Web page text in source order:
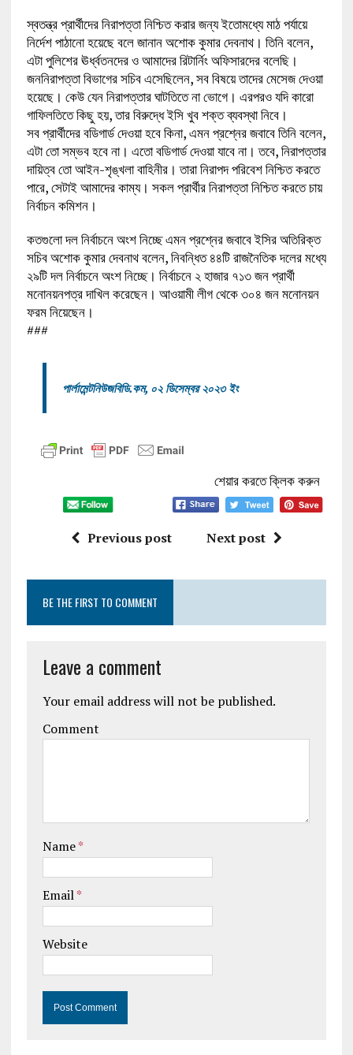
স্বতন্ত্র প্রার্থীদের নিরাপত্তা নিশ্চিত করার জন্য ইতোমধ্যে মাঠ পর্যায়ে
নির্দেশ পাঠানো হয়েছে বলে জানান অশোক কুমার দেবনাথ। তিনি বলেন,
এটা পুলিশের ঊর্ধ্বতনদের ও আমাদের রিটার্নিং অফিসারদের বলেছি।
জননিরাপত্তা বিভাগের সচিব এসেছিলেন, সব বিষয়ে তাদের মেসেজ দেওয়া
হয়েছে। কেউ যেন নিরাপত্তার ঘাটতিতে না ভোগে। এরপরও যদি কারো
গাফিলতিতে কিছু হয়, তার বিরুদ্ধে ইসি খুব শক্ত ব্যবস্থা নিবে।
সব প্রার্থীদের বডিগার্ড দেওয়া হবে কিনা, এমন প্রশ্নের জবাবে তিনি বলেন,
এটা তো সম্ভব হবে না। এতো বডিগার্ড দেওয়া যাবে না। তবে, নিরাপত্তার
দায়িত্ব তো আইন-শৃঙ্খলা বাহিনীর। তারা নিরাপদ পরিবেশ নিশ্চিত করতে
পারে, সেটাই আমাদের কাম্য। সকল প্রার্থীর নিরাপত্তা নিশ্চিত করতে চায়
নির্বাচন কমিশন।
কতগুলো দল নির্বাচনে অংশ নিচ্ছে এমন প্রশ্নের জবাবে ইসির অতিরিক্ত
সচিব অশোক কুমার দেবনাথ বলেন, নিবন্ধিত ৪৪টি রাজনৈতিক দলের মধ্যে
২৯টি দল নির্বাচনে অংশ নিচ্ছে। নির্বাচনে ২ হাজার ৭১৩ জন প্রার্থী
মনোনয়নপত্র দাখিল করেছেন। আওয়ামী লীগ থেকে ৩০৪ জন মনোনয়ন
ফরম নিয়েছেন।
###
পার্লামেন্টনিউজবিডি.কম, ০২ ডিসেম্বর ২০২৩ ইং
শেয়ার করতে ক্লিক করুন
Previous post Next post
BE THE FIRST TO COMMENT
Leave a comment
Your email address will not be published.
Comment
Name*
Email*
Website